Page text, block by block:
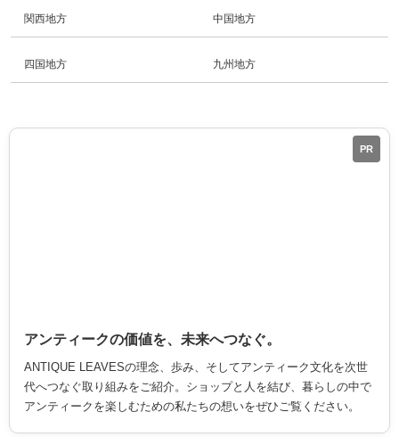
関西地方 中国地方
四国地方 九州地方
PR
アンティークの価値を、未来へつなぐ。
ANTIQUE LEAVESの理念、歩み、そしてアンティーク文化を次世
代へつなぐ取り組みをご紹介。ショップと人を結び、暮らしの中で
アンティークを楽しむための私たちの想いをぜひご覧ください。